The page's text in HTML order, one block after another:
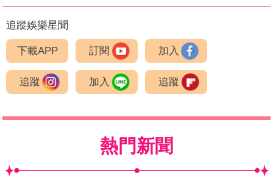
追蹤娛樂星聞
下載APP 訂閱 加入
追蹤 加入 追蹤
熱門新聞